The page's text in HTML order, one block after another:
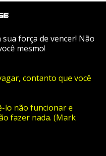
força de vencer! Não
mesmo!
contanto que você
lo não funcionar e
fazer nada. (Mark